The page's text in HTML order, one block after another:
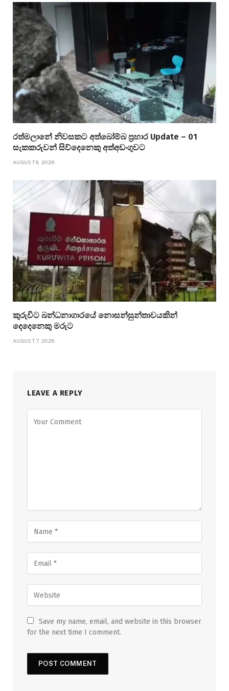
රත්මලානේ නිවසකට අත්බෝම්බ ප්‍රහාර Update – 01
සැකකරුවන් සිව්දෙනෙකු අත්අඩංගුවට
AUGUST 9, 2026
කුරුවිට බන්ධනාගාරයේ නොසන්සුන්තාවයකින්
දෙදෙනෙකු මරුට
AUGUST 7, 2026
LEAVE A REPLY
Save my name, email, and website in this browser
for the next time I comment.